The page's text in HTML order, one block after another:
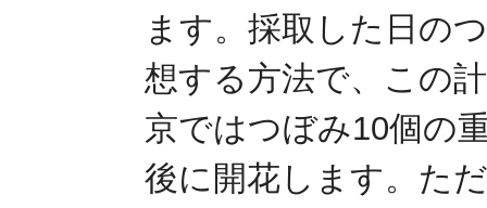
ます。採取した日の
想する方法で、この
京ではつぼみ10個の
後に開花します。た